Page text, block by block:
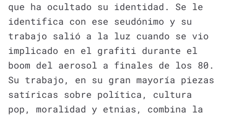
que ha ocultado su identidad. Se le
identifica con ese seudónimo y su
trabajo salió a la luz cuando se vio
implicado en el grafiti durante el
boom del aerosol a finales de los 80.
Su trabajo, en su gran mayoría piezas
satíricas sobre política, cultura
pop, moralidad y etnias, combina la